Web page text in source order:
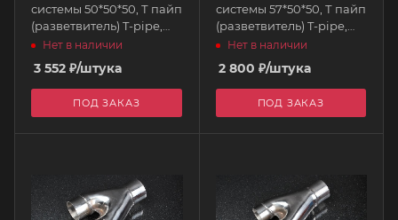
системы 50*50*50, Т пайп
(разветвитель) T-pipe,
нерж. t5151 FORTLUFT
Нет в наличии
3 552 ₽/штука
ПОД ЗАКАЗ
системы 57*50*50, Т пайп
(разветвитель) T-pipe,
нерж. t5751 FORTLUFT
Нет в наличии
2 800 ₽/штука
ПОД ЗАКАЗ